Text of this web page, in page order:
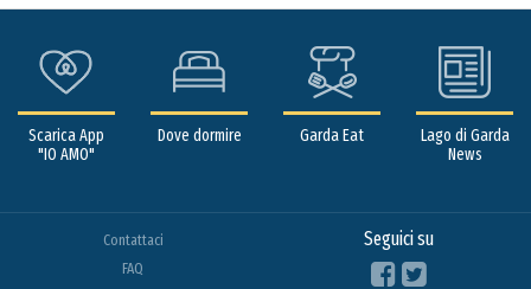
Scarica App
"IO AMO"
Dove dormire Garda Eat
Lago di Garda
News
Contattaci
FAQ
Seguici su